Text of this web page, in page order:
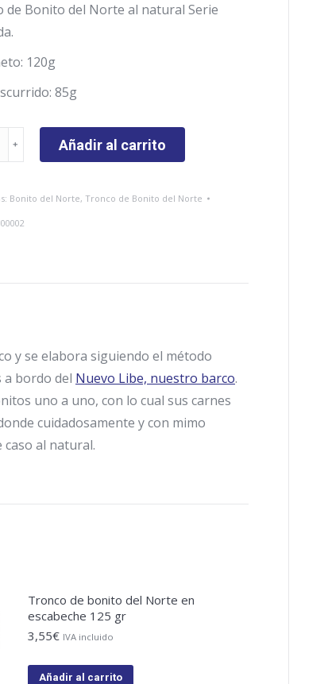
de Bonito del Norte al natural Serie
120g
85g
Añadir al carrito
Bonito del Norte, Tronco de Bonito del Norte
y se elabora siguiendo el método
bordo del Nuevo Libe, nuestro barco.
uno a uno, con lo cual sus carnes
cuidadosamente y con mimo
al natural.
Tronco de bonito del Norte en
escabeche 125 gr
3,55€ IVA incluido
Añadir al carrito